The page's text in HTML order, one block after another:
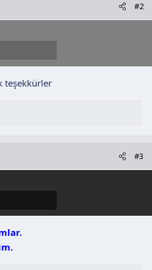
#2
teşekkürler
#3